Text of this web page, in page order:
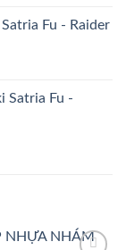
Fu - Raider
Satria Fu -